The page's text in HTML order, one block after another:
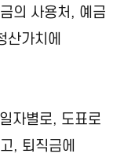
의 사용처, 예금
산가치에
자별로, 도표로
, 퇴직금에